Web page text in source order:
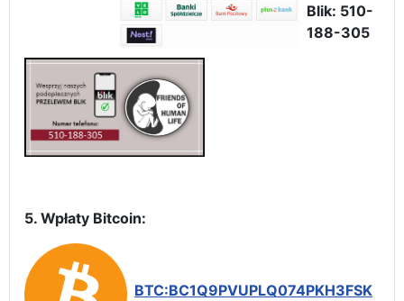
Blik: 510-
188-305
5. Wpłaty Bitcoin:
BTC:BC1Q9PVUPLQ074PKH3FSK